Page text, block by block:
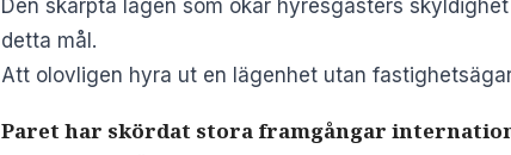
Den skärpta lagen som ökar hyresgästers
detta mål.
Att olovligen hyra ut en lägenhet utan
Paret har skördat stora framgångar